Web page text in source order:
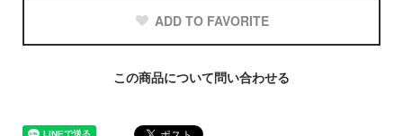
ADD TO FAVORITE
この商品について問い合わせる